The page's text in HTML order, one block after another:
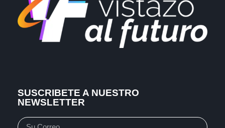
SUSCRIBETE A NUESTRO
NEWSLETTER